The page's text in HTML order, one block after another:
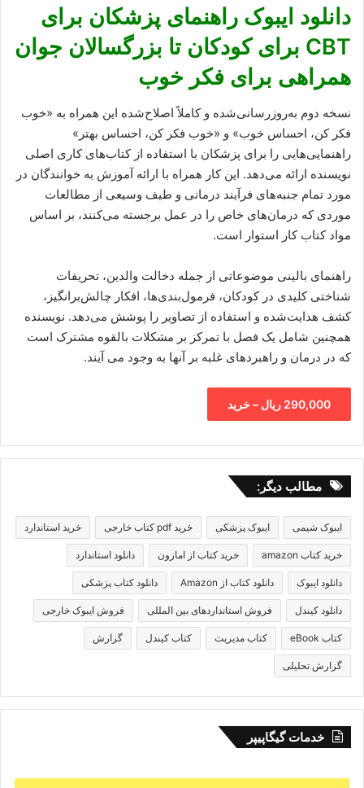
دانلود ایبوک راهنمای پزشکان برای
CBT برای کودکان تا بزرگسالان جوان
همراهی برای فکر خوب
نسخه دوم به‌روزرسانی‌شده و کاملاً اصلاح‌شده این همراه به «خوب
فکر کن، احساس خوب» و «خوب فکر کن، احساس بهتر»
راهنمایی‌هایی را برای پزشکان با استفاده از کتاب‌های کاری اصلی
نویسنده ارائه می‌دهد. این کار همراه با ارائه آموزش به خوانندگان در
مورد تمام جنبه‌های فرآیند درمانی و طیف وسیعی از مطالعات
موردی که درمان‌های خاص را در عمل برجسته می‌کنند، بر اساس
مواد کتاب کار استوار است.
راهنمای بالینی موضوعاتی از جمله دخالت والدین، تحریفات
شناختی کلیدی در کودکان، فرمول‌بندی‌ها، افکار چالش‌برانگیز،
کشف هدایت‌شده و استفاده از تصاویر را پوشش می‌دهد. نویسنده
همچنین شامل یک فصل با تمرکز بر مشکلات بالقوه مشترک است
که در درمان و راهبردهای غلبه بر آنها به وجود می آیند.
290,000 ریال – خرید
مطالب دیگر:
ایبوک شیمی ایبوک پزشکی خرید pdf کتاب خارجی خرید استاندارد
خرید کتاب amazon خرید کتاب از امازون دانلود استاندارد
دانلود ایبوک دانلود کتاب از Amazon دانلود کتاب پزشکی
دانلود کیندل فروش استانداردهای بین المللی فروش ایبوک خارجی
کتاب eBook کتاب مدیریت کتاب کیندل گزارش
گزارش تحلیلی
خدمات گیگاپیپر